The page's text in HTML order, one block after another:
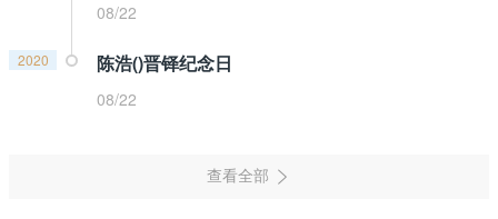
08/22
2020 陈浩()晋铎纪念日
08/22